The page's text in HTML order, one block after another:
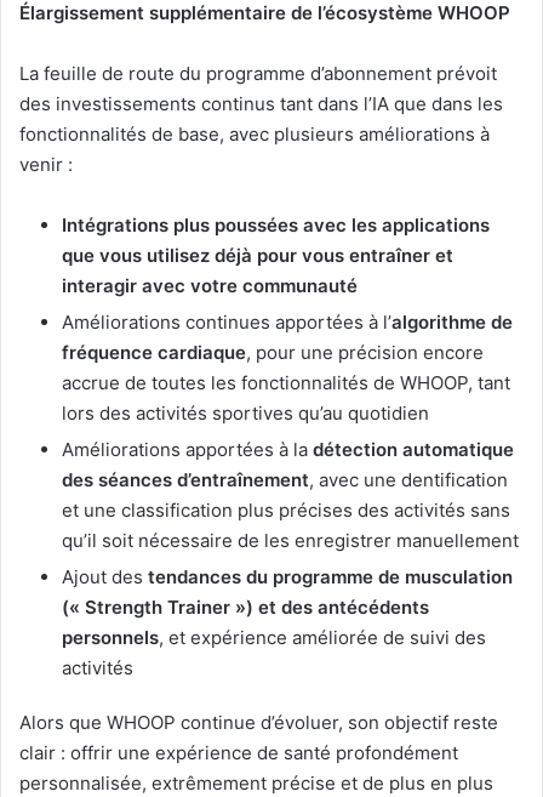
Élargissement supplémentaire de l’écosystème WHOOP
La feuille de route du programme d’abonnement prévoit
des investissements continus tant dans l’IA que dans les
fonctionnalités de base, avec plusieurs améliorations à
venir :
Intégrations plus poussées avec les applications
que vous utilisez déjà pour vous entraîner et
interagir avec votre communauté
Améliorations continues apportées à l’algorithme de
fréquence cardiaque, pour une précision encore
accrue de toutes les fonctionnalités de WHOOP, tant
lors des activités sportives qu’au quotidien
Améliorations apportées à la détection automatique
des séances d’entraînement, avec une dentification
et une classification plus précises des activités sans
qu’il soit nécessaire de les enregistrer manuellement
Ajout des tendances du programme de musculation
(« Strength Trainer ») et des antécédents
personnels, et expérience améliorée de suivi des
activités
Alors que WHOOP continue d’évoluer, son objectif reste
clair : offrir une expérience de santé profondément
personnalisée, extrêmement précise et de plus en plus